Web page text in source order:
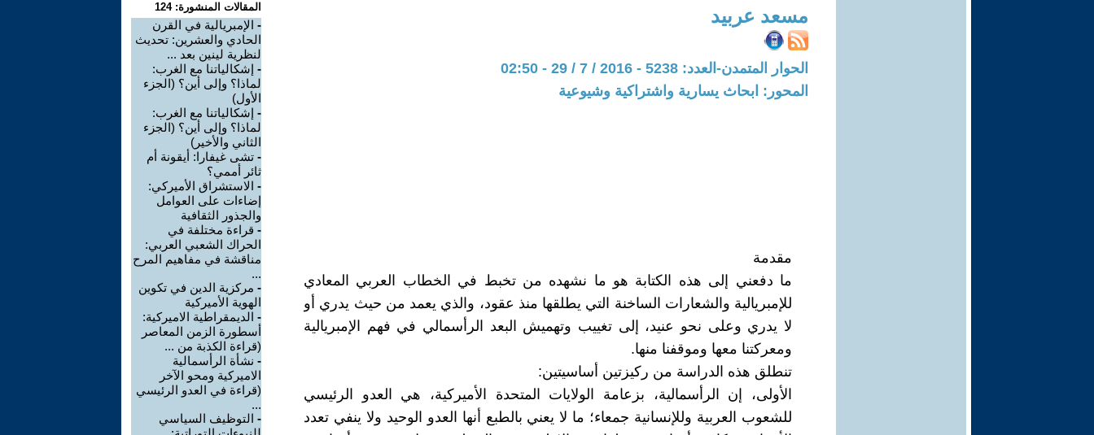
مسعد عربيد
الحوار المتمدن-العدد: 5238 - 2016 / 7 / 29 - 02:50
المحور: ابحاث يسارية واشتراكية وشيوعية
مقدمة
ما دفعني إلى هذه الكتابة هو ما نشهده من تخبط في الخطاب العربي المعادي
للإمبريالية والشعارات الساخنة التي يطلقها منذ عقود، والذي يعمد من حيث يدري أو
لا يدري وعلى نحو عنيد، إلى تغييب وتهميش البعد الرأسمالي في فهم الإمبريالية
ومعركتنا معها وموقفنا منها.
تنطلق هذه الدراسة من ركيزتين أساسيتين:
الأولى، إن الرأسمالية، بزعامة الولايات المتحدة الأميركية، هي العدو الرئيسي
للشعوب العربية وللإنسانية جمعاء؛ ما لا يعني بالطبع أنها العدو الوحيد ولا ينفي تعدد
المقالات المنشورة: 124
- الإمبريالية في القرن
الحادي والعشرين: تحديث
لنظرية لينين بعد ...
- إشكالياتنا مع الغرب:
لماذا؟ وإلى أين؟ (الجزء
الأول)
- إشكالياتنا مع الغرب:
لماذا؟ وإلى أين؟ (الجزء
الثاني والأخير)
- تشى غيفارا: أيقونة أم
ثائر أممي؟
- الاستشراق الأميركي:
إضاءات على العوامل
والجذور الثقافية
- قراءة مختلفة في
الحراك الشعبي العربي:
مناقشة في مفاهيم المرح
...
- مركزية الدين في تكوين
الهوية الأميركية
- الديمقراطية الاميركية:
أسطورة الزمن المعاصر
(قراءة الكذبة من ...
- نشأة الرأسمالية
الاميركية ومحو الآخر
(قراءة في العدو الرئيسي
...
- التوظيف السياسي